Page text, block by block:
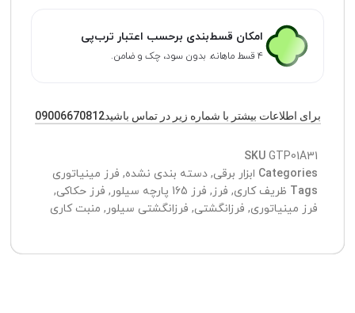
امکان قسط‌بندی برحسب اعتبار ترب‌پی
۴ قسط ماهانه. بدون سود، چک و ضامن.
برای اطلاعات بیشتر با شماره زیر در تماس باشید09006670812
SKU GTP01A31
Categories ابزار برقی, دسته بندی نشده, فرز مینیاتوری
Tags ظریف کاری, فرز, فرز 165 پارچه سیلور , فرز حکاکی,
فرز مینیاتوری, فرزانگشتی, فرزانگشتی سیلور, منبت کاری